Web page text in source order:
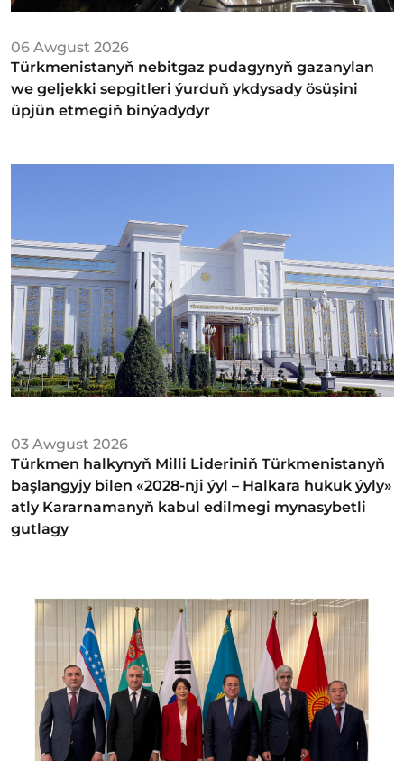
06 Awgust 2026
Türkmenistanyň nebitgaz pudagynyň gazanylan
we geljekki sepgitleri ýurduň ykdysady ösüşini
üpjün etmegiň binýadydyr
03 Awgust 2026
Türkmen halkynyň Milli Lideriniň Türkmenistanyň
başlangyjy bilen «2028-nji ýyl – Halkara hukuk ýyly»
atly Kararnamanyň kabul edilmegi mynasybetli
gutlagy